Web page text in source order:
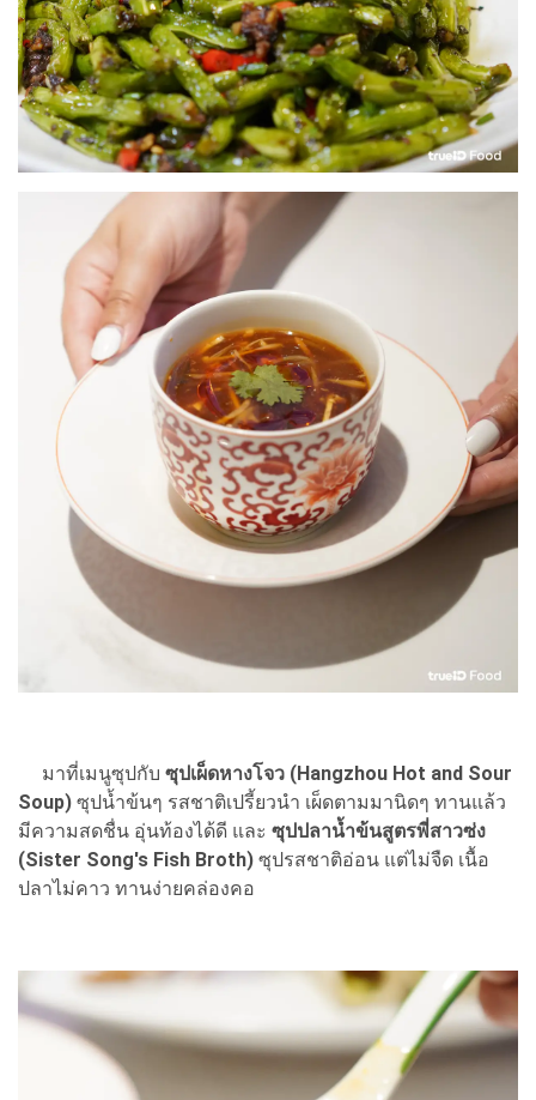
มาที่เมนูซุปกับ ซุปเผ็ดหางโจว (Hangzhou Hot and Sour
Soup) ซุปน้ำข้นๆ รสชาติเปรี้ยวนำ เผ็ดตามมานิดๆ ทานแล้ว
มีความสดชื่น อุ่นท้องได้ดี และ ซุปปลาน้ำข้นสูตรพี่สาวซ่ง
(Sister Song's Fish Broth) ซุปรสชาติอ่อน แต่ไม่จืด เนื้อ
ปลาไม่คาว ทานง่ายคล่องคอ